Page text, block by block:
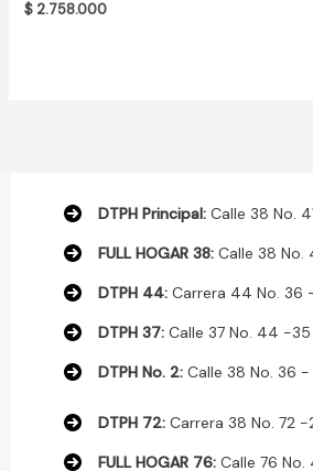
$2.758.000
DTPH Principal: Calle 38 No.
FULL HOGAR 38: Calle 38 No.
DTPH 44: Carrera 44 No. 36
DTPH 37: Calle 37 No. 44 -35
DTPH No. 2: Calle 38 No. 36 -
DTPH 72: Carrera 38 No. 72 -
FULL HOGAR 76: Calle 76